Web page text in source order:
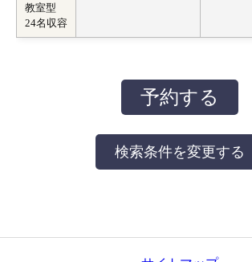
教室型
24名収容